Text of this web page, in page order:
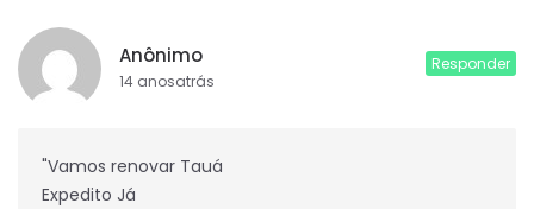
Anônimo
14 anosatrás
Responder
"Vamos renovar Tauá
Expedito Já